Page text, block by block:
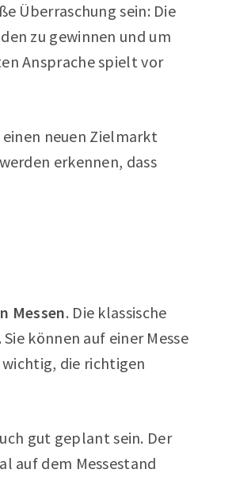
Überraschung sein: Die
zu gewinnen und um
Ansprache spielt vor
neuen Zielmarkt
erkennen, dass
Messen. Die klassische
können auf einer Messe
die richtigen
gut geplant sein. Der
auf dem Messestand